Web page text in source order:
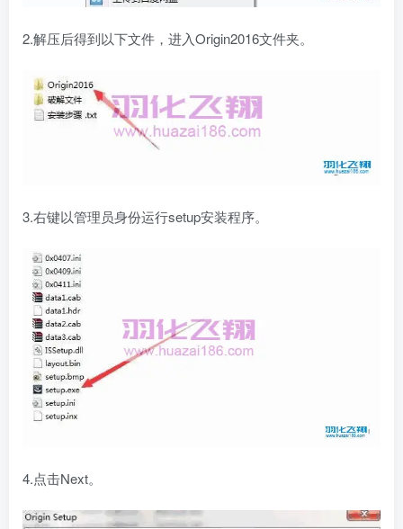
2.解压后得到以下文件，进入Origin2016文件夹。
3.右键以管理员身份运行setup安装程序。
4.点击Next。